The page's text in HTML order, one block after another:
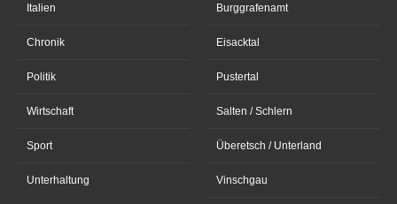
Italien
Chronik
Politik
Wirtschaft
Sport
Unterhaltung
Burggrafenamt
Eisacktal
Pustertal
Salten / Schlern
Überetsch / Unterland
Vinschgau